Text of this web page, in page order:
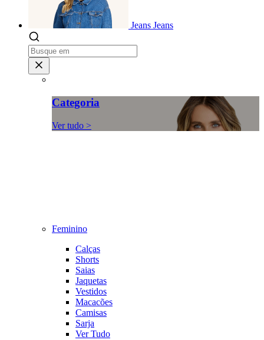
Jeans Jeans
Categoria
Ver tudo >
Feminino
Calças
Shorts
Saias
Jaquetas
Vestidos
Macacões
Camisas
Sarja
Ver Tudo